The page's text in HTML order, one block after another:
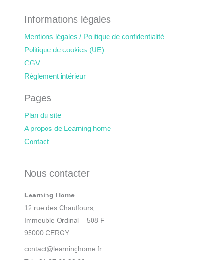
Informations légales
Mentions légales / Politique de confidentialité
Politique de cookies (UE)
CGV
Règlement intérieur
Pages
Plan du site
A propos de Learning home
Contact
Nous contacter
Learning Home
12 rue des Chauffours,
Immeuble Ordinal – 508 F
95000 CERGY
contact@learninghome.fr